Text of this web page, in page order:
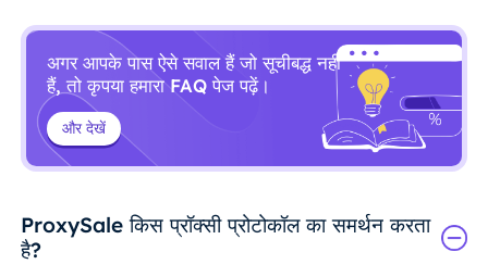
अगर आपके पास ऐसे सवाल हैं जो सूचीबद्ध नहीं
हैं, तो कृपया हमारा FAQ पेज पढ़ें।
और देखें
ProxySale किस प्रॉक्सी प्रोटोकॉल का समर्थन करता
है?